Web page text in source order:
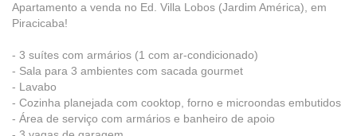
Apartamento a venda no Ed. Villa Lobos (Jardim América), em
Piracicaba!
- 3 suítes com armários (1 com ar-condicionado)
- Sala para 3 ambientes com sacada gourmet
- Lavabo
- Cozinha planejada com cooktop, forno e microondas embutidos
- Área de serviço com armários e banheiro de apoio